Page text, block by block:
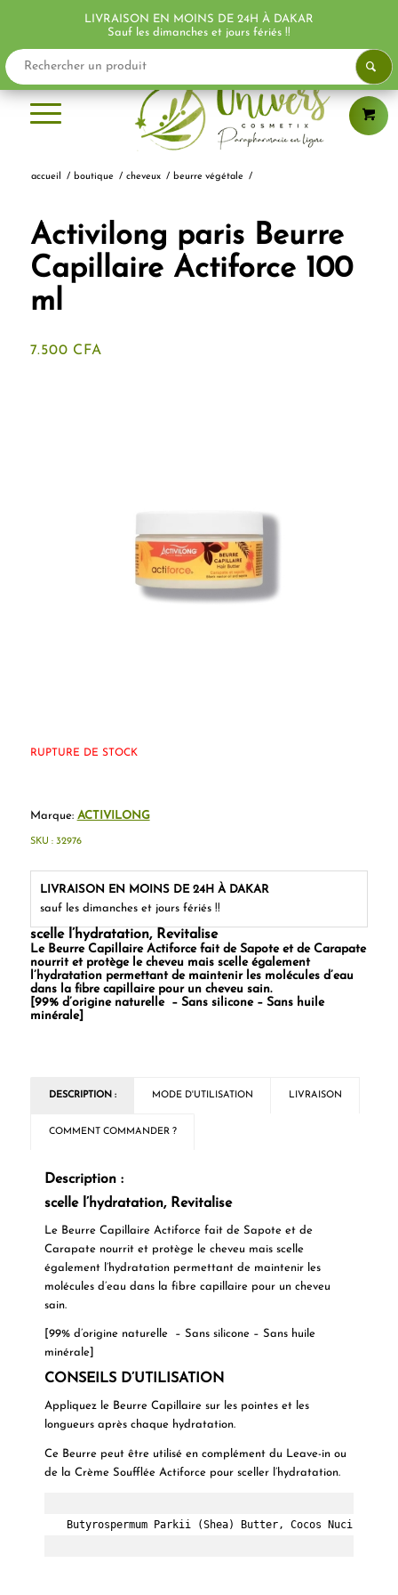
accueil / boutique / cheveux / beurre végétale /
Activilong paris Beurre
Capillaire Actiforce 100
ml
7.500 CFA
scelle l’hydratation, Revitalise
Le Beurre Capillaire Actiforce fait de Sapote et de Carapate
nourrit et protège le cheveu mais scelle également
l’hydratation permettant de maintenir les molécules d’eau
dans la fibre capillaire pour un cheveu sain.
[99% d’origine naturelle – Sans silicone – Sans huile
minérale]
RUPTURE DE STOCK
Marque: ACTIVILONG
LIVRAISON EN MOINS DE 24H À DAKAR
sauf les dimanches et jours fériés !!
SKU : 32976
DESCRIPTION : MODE D'UTILISATION LIVRAISON
COMMENT COMMANDER ?
Description :
scelle l’hydratation, Revitalise
Le Beurre Capillaire Actiforce fait de Sapote et de
Carapate nourrit et protège le cheveu mais scelle
également l’hydratation permettant de maintenir les
molécules d’eau dans la fibre capillaire pour un cheveu
sain.
[99% d’origine naturelle – Sans silicone – Sans huile
minérale]
CONSEILS D’UTILISATION
Appliquez le Beurre Capillaire sur les pointes et les
longueurs après chaque hydratation.
Ce Beurre peut être utilisé en complément du Leave-in ou
de la Crème Soufflée Actiforce pour sceller l’hydratation.
Butyrospermum Parkii (Shea) Butter, Cocos Nucifera
LIVRAISON EN MOINS DE 24H À DAKAR
Sauf les dimanches et jours fériés !!